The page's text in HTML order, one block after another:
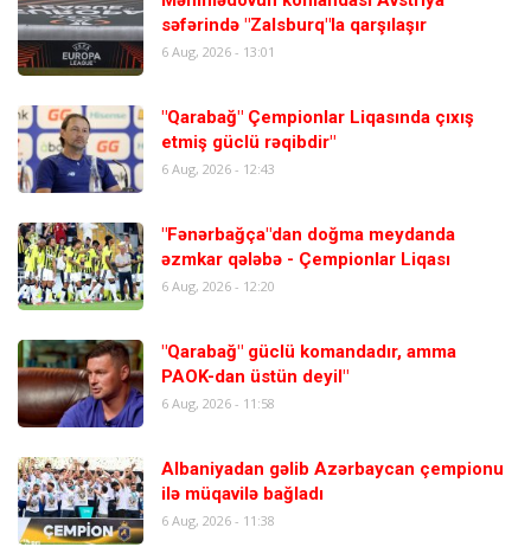
səfərində "Zalsburq"la qarşılaşır
6 Aug, 2026 - 13:01
"Qarabağ" Çempionlar Liqasında çıxış
etmiş güclü rəqibdir"
6 Aug, 2026 - 12:43
"Fənərbağça"dan doğma meydanda
əzmkar qələbə - Çempionlar Liqası
6 Aug, 2026 - 12:20
"Qarabağ" güclü komandadır, amma
PAOK-dan üstün deyil"
6 Aug, 2026 - 11:58
Albaniyadan gəlib Azərbaycan çempionu
ilə müqavilə bağladı
6 Aug, 2026 - 11:38